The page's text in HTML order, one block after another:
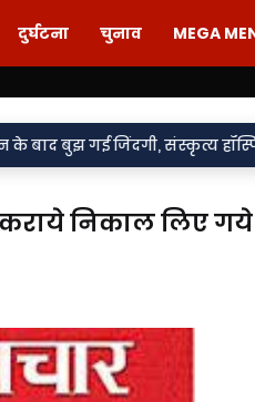
दुर्घटना चुनाव MEGA
संस्कृत्य हॉस्पिटल पर
कराये निकाल लिए